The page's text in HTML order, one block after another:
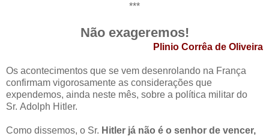
***
Não exageremos!
Plinio Corrêa de Oliveira
Os acontecimentos que se vem desenrolando na França
confirmam vigorosamente as considerações que
expendemos, ainda neste mês, sobre a política militar do
Sr. Adolph Hitler.
Como dissemos, o Sr. Hitler já não é o senhor de vencer,